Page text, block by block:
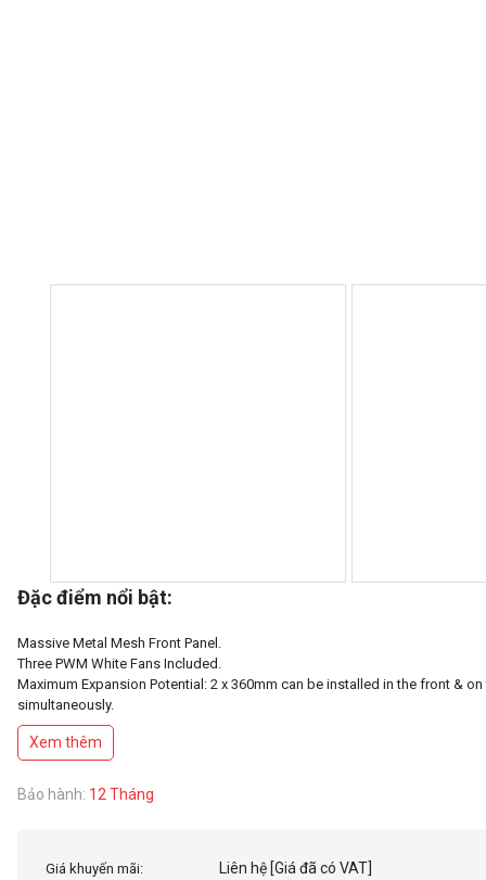
Đặc điểm nổi bật:
Massive Metal Mesh Front Panel.
Three PWM White Fans Included.
Maximum Expansion Potential: 2 x 360mm can be installed in the front &
simultaneously.
TYPE-C 3.2 GEN 2 READY.
Xem thêm
Bảo hành: 12 Tháng
Giá khuyến mãi: Liên hệ [Giá đã có VAT]